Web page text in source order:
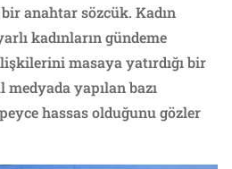
anahtar sözcük. Kadın
kadınların gündeme
masaya yatırdığı bir
medyada yapılan bazı
hassas olduğunu gözler